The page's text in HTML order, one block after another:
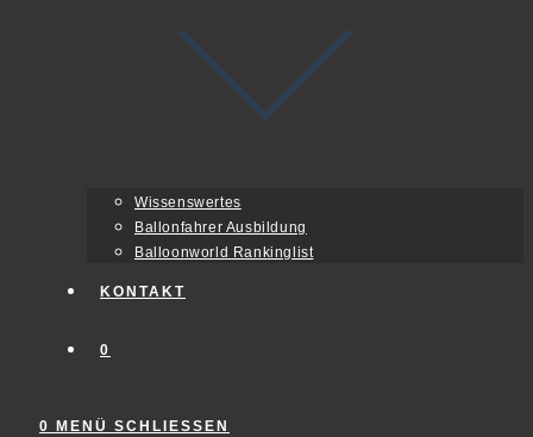
Wissenswertes
Ballonfahrer Ausbildung
Balloonworld Rankinglist
KONTAKT
0
0 MENÜ SCHLIESSEN